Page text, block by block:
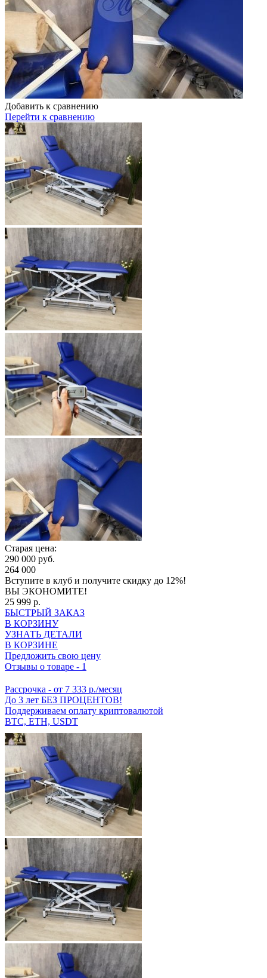
Добавить к сравнению
Перейти к сравнению
Старая цена:
290 000 руб.
264 000
Вступите в клуб и получите скидку до 12%!
ВЫ ЭКОНОМИТЕ!
25 999 р.
БЫСТРЫЙ ЗАКАЗ
В КОРЗИНУ
УЗНАТЬ ДЕТАЛИ
В КОРЗИНЕ
Предложить свою цену
Отзывы о товаре - 1
Рассрочка - от 7 333 р./месяц
До 3 лет БЕЗ ПРОЦЕНТОВ!
Поддерживаем оплату криптовалютой
BTC, ETH, USDT